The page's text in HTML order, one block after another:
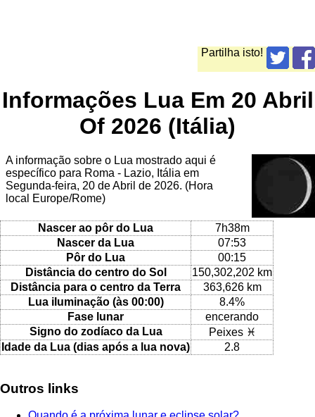
Partilha isto!
Informações Lua Em 20 Abril
Of 2026 (Itália)
A informação sobre o Lua mostrado aqui é
específico para Roma - Lazio, Itália em
Segunda-feira, 20 de Abril de 2026. (Hora
local Europe/Rome)
Nascer ao pôr do Lua
7h38m
Nascer da Lua
07:53
Pôr do Lua
00:15
Distância do centro do Sol
150,302,202 km
Distância para o centro da Terra
363,626 km
Lua iluminação (às 00:00)
8.4%
Fase lunar
encerando
Signo do zodíaco da Lua
Peixes ♓
Idade da Lua (dias após a lua nova)
2.8
Outros links